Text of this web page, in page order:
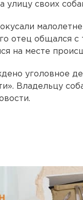
своих
отец общался
на месте
уголовное
Владельцу